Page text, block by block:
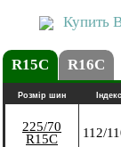
R15C R16C
Розмір шин Індекс
225/70
R15C
112/